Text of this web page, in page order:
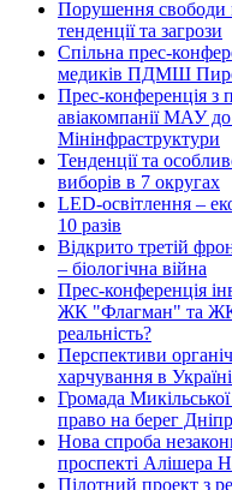
Порушення свободи
тенденції та загрози
Спільна прес-
медиків ПДМШ
Прес-конференція з
авіакомпанії МАУ
Мінінфраструктури
Тенденції та
виборів в 7 округах
LED-освітлення –
10 разів
Відкрито третій
– біологічна війна
Прес-конференція
ЖК "Флагман" та
реальність?
Перспективи
харчування в
Громада
право на берег
Нова спроба
проспекті Алішера
Пілотний проект з